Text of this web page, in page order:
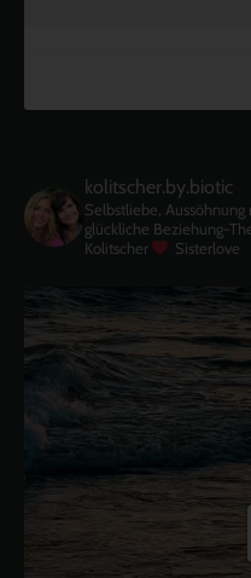
kolitscher.by.biotic
Selbstliebe,
glückliche Beziehung-
Kolitscher
Sisterlove